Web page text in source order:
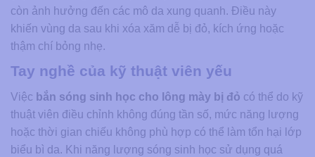
còn ảnh hưởng đến các mô da xung quanh. Điều này
khiến vùng da sau khi xóa xăm dễ bị đỏ, kích ứng hoặc
thậm chí bỏng nhẹ.
Tay nghề của kỹ thuật viên yếu
Việc bắn sóng sinh học cho lông mày bị đỏ có thể do kỹ
thuật viên điều chỉnh không đúng tần số, mức năng lượng
hoặc thời gian chiếu không phù hợp có thể làm tổn hại lớp
biểu bì da. Khi năng lượng sóng sinh học sử dụng quá